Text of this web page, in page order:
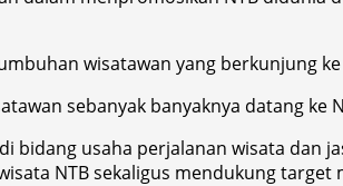
wisatawan yang berkunjung ke
sebanyak banyaknya datang ke
bidang usaha perjalanan wisata dan
NTB sekaligus mendukung